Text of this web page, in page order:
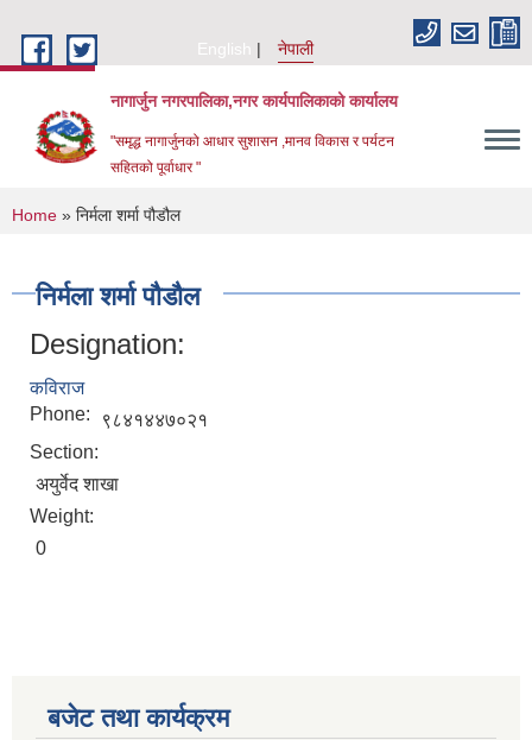
English
नेपाली
नागार्जुन नगरपालिका,नगर कार्यपालिकाको कार्यालय
"समृद्ध नागार्जुनको आधार सुशासन ,मानव विकास र पर्यटन
सहितको पूर्वाधार "
You are here
Home » निर्मला शर्मा पौडौल
निर्मला शर्मा पौडौल
Designation:
कविराज
Phone:
९८४१४४७०२१
Section:
अयुर्वेद शाखा
Weight:
0
बजेट तथा कार्यक्रम